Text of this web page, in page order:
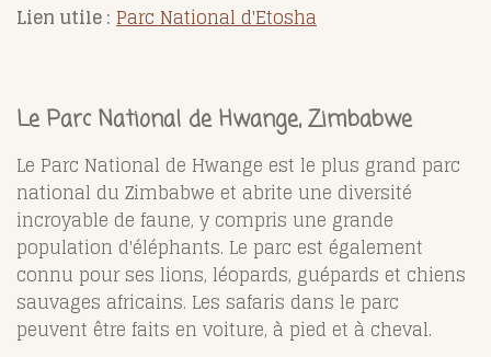
Lien utile : Parc National d'Etosha
Le Parc National de Hwange, Zimbabwe
Le Parc National de Hwange est le plus grand parc
national du Zimbabwe et abrite une diversité
incroyable de faune, y compris une grande
population d'éléphants. Le parc est également
connu pour ses lions, léopards, guépards et chiens
sauvages africains. Les safaris dans le parc
peuvent être faits en voiture, à pied et à cheval.